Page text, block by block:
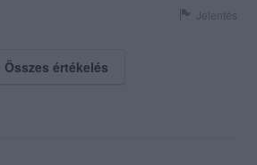
Jelentés
Összes értékelés